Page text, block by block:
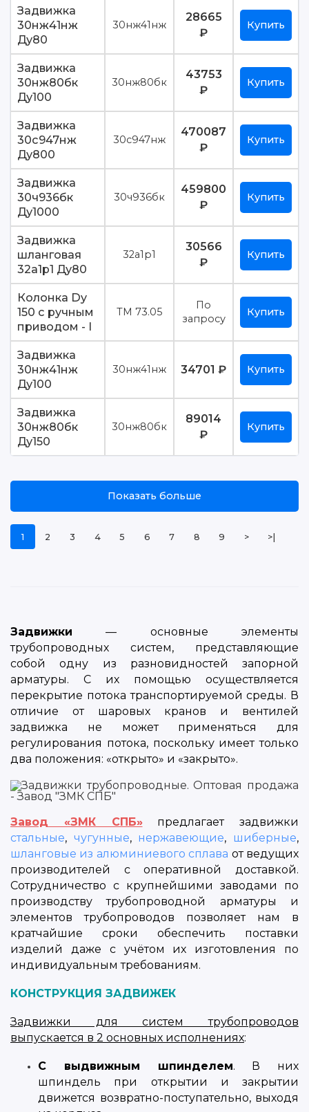
Задвижка
30нж41нж
Ду80
30нж41нж
28665
₽
Купить
Задвижка
30нж80бк
Ду100
30нж80бк
43753
₽
Купить
Задвижка
30с947нж
Ду800
30с947нж
470087
₽
Купить
Задвижка
30ч936бк
Ду1000
30ч936бк
459800
₽
Купить
Задвижка
шланговая
32а1р1 Ду80
32а1р1
30566
₽
Купить
Колонка Dy
150 с ручным
приводом - I
ТМ 73.05
По
запросу
Купить
Задвижка
30нж41нж
Ду100
30нж41нж 34701 ₽ Купить
Задвижка
30нж80бк
Ду150
30нж80бк
89014
₽
Купить
1 2 3 4 5 6 7 8 9 > >|
Показать больше
Задвижки — основные элементы
трубопроводных систем, представляющие
собой одну из разновидностей запорной
арматуры. С их помощью осуществляется
перекрытие потока транспортируемой среды. В
отличие от шаровых кранов и вентилей
задвижка не может применяться для
регулирования потока, поскольку имеет только
два положения: «открыто» и «закрыто».
Завод «ЗМК СПБ»предлагает задвижки
стальные, чугунные, нержавеющие, шиберные,
шланговые из алюминиевого сплава от ведущих
производителей с оперативной доставкой.
Сотрудничество с крупнейшими заводами по
производству трубопроводной арматуры и
элементов трубопроводов позволяет нам в
кратчайшие сроки обеспечить поставки
изделий даже с учётом их изготовления по
индивидуальным требованиям.
КОНСТРУКЦИЯ ЗАДВИЖЕК
Задвижки для систем трубопроводов
выпускается в 2 основных исполнениях:
С выдвижным шпинделем. В них
шпиндель при открытии и закрытии
движется возвратно-поступательно, выходя